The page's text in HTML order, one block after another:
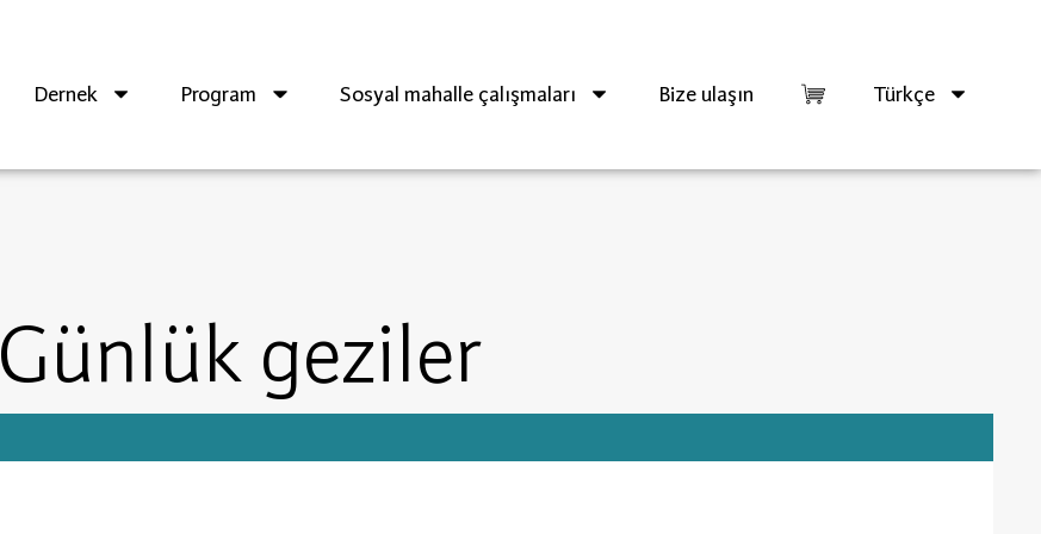
Dernek Program Sosyal mahalle çalışmaları Bize ulaşın Türkçe
Günlük geziler